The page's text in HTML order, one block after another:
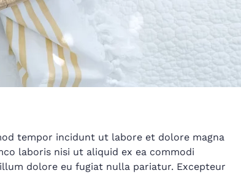
tempor incidunt ut labore et dolore magna
laboris nisi ut aliquid ex ea commodi
dolore eu fugiat nulla pariatur. Excepteur